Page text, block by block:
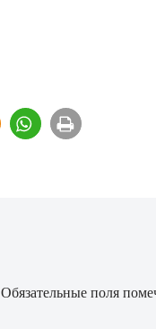
Обязательные поля